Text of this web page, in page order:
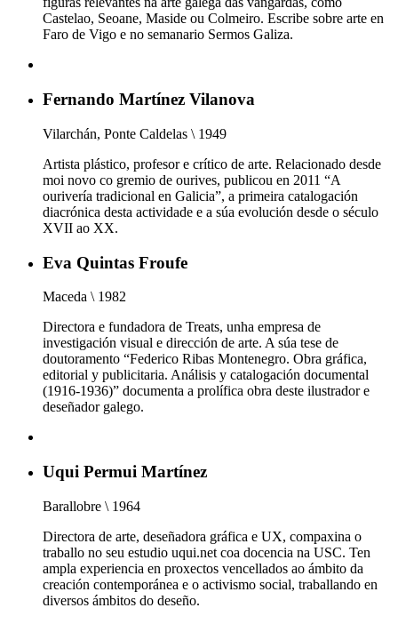
Castelao, Seoane, Maside ou Colmeiro. Escribe sobre arte en
Faro de Vigo e no semanario Sermos Galiza.
Fernando Martínez Vilanova
Vilarchán, Ponte Caldelas \ 1949
Artista plástico, profesor e crítico de arte. Relacionado desde
moi novo co gremio de ourives, publicou en 2011 “A
ourivería tradicional en Galicia”, a primeira catalogación
diacrónica desta actividade e a súa evolución desde o século
XVII ao XX.
Eva Quintas Froufe
Maceda \ 1982
Directora e fundadora de Treats, unha empresa de
investigación visual e dirección de arte. A súa tese de
doutoramento “Federico Ribas Montenegro. Obra gráfica,
editorial y publicitaria. Análisis y catalogación documental
(1916-1936)” documenta a prolífica obra deste ilustrador e
deseñador galego.
Uqui Permui Martínez
Barallobre \ 1964
Directora de arte, deseñadora gráfica e UX, compaxina o
traballo no seu estudio uqui.net coa docencia na USC. Ten
ampla experiencia en proxectos vencellados ao ámbito da
creación contemporánea e o activismo social, traballando en
diversos ámbitos do deseño.